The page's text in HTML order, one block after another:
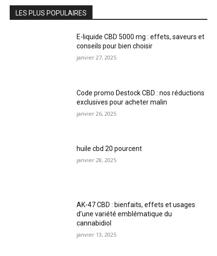
LES PLUS POPULAIRES
E-liquide CBD 5000 mg : effets, saveurs et
conseils pour bien choisir
janvier 27, 2025
Code promo Destock CBD : nos réductions
exclusives pour acheter malin
janvier 26, 2025
huile cbd 20 pourcent
janvier 28, 2025
AK-47 CBD : bienfaits, effets et usages
d’une variété emblématique du
cannabidiol
janvier 13, 2025